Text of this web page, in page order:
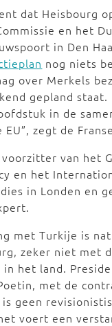
dat Heisbourg
en het
in Den
nog niets
over Merkels
gepland staat.
in de
EU”, zegt de
van het
en het
in Londen en
met Turkije is
zeker niet met
het land.
met de
geen
voert een